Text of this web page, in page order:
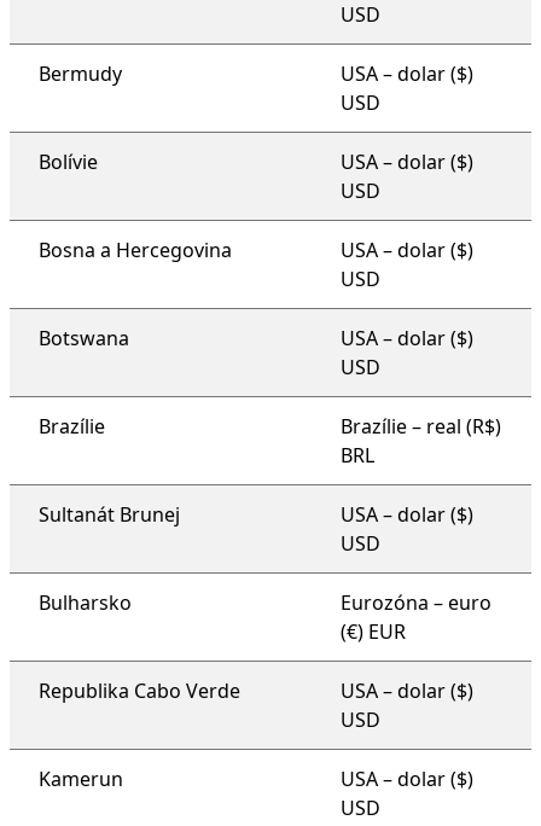
USD
Bermudy
USA – dolar ($)
USD
Bolívie
USA – dolar ($)
USD
Bosna a Hercegovina
USA – dolar ($)
USD
Botswana
USA – dolar ($)
USD
Brazílie
Brazílie – real (R$)
BRL
Sultanát Brunej
USA – dolar ($)
USD
Bulharsko
Eurozóna – euro
(€) EUR
Republika Cabo Verde
USA – dolar ($)
USD
Kamerun
USA – dolar ($)
USD